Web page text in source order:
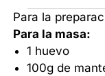
Para la
Para la masa:
1 huevo
100g de